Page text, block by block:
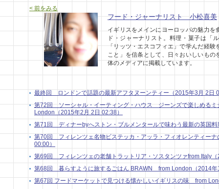
< 前をみる
フード・ジャーナリスト 小松喜美
イギリスをメインにヨーロッパの魅力を
ド・ジャーナリスト。料理・菓子は「
「リッツ・エスコフィエ」で学んだ経験
こと」を信条として、日々おいしいもの
体のメディアに掲載しています。
最終回 ロンドンで話題の最新アフタヌーンティー（2015年3月 2日
第72回 ソーシャル・イーティング・ハウス ジーンズで楽しめるミ
London（2015年2月 2日 02:38）
第71回 ディナーbyへストン・ブルメンタールで味わう最新の英国
第70回 フィレンツェ名物ビステッカ・アッラ・フィオレンティー
00:00）
第69回 フィレンツェの老舗トラットリア・ソスタンツァfrom Italy
第68回 暮らすように旅するごはん BRAWN from London（2014年
第67回 フードマーケットで見つける懐かしいイギリスの味 from